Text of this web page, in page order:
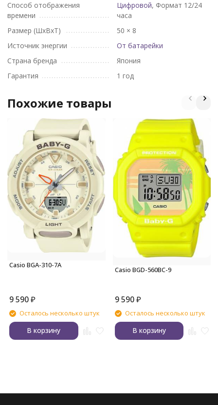
Способ отображения
времени
Цифровой, Формат 12/24
часа
Размер (ШхВхТ)
50 × 8
Источник энергии
От батарейки
Страна бренда
Япония
Гарантия
1 год
Похожие товары
Casio BGA-310-7A
9 590₽
Осталось несколько штук
В корзину
Casio BGD-560BC-9
9 590 ₽
Осталось несколько штук
В корзину